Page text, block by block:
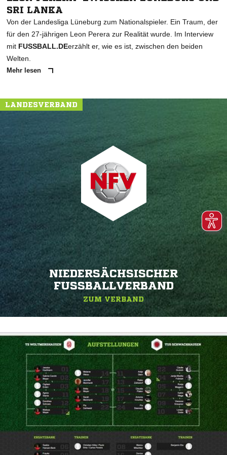
SRI LANKA
Von der Landesliga Lüneburg zum Nationalspieler. Ein Traum, der
für den 27-jährigen Leon Perera zur Realität wurde. Im Interview
mit FUSSBALL.DEerzählt er, wie es ist, zwischen den beiden
Welten.
Mehr lesen
LANDESVERBAND
NIEDERSÄCHSISCHER
FUSSBALLVERBAND
ZUM VERBAND